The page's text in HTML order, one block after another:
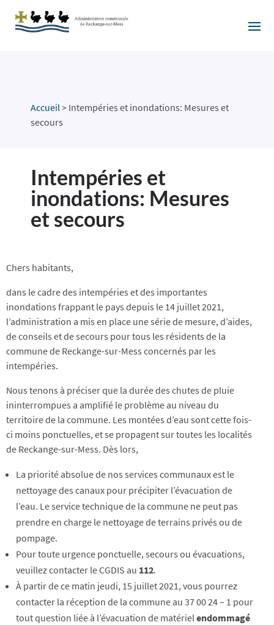
Accueil > Intempéries et inondations: Mesures et
secours
Intempéries et
inondations: Mesures
et secours
Chers habitants,
dans le cadre des intempéries et des importantes
inondations frappant le pays depuis le 14 juillet 2021,
l’administration a mis en place une série de mesure, d’aides,
de conseils et de secours pour tous les résidents de la
commune de Reckange-sur-Mess concernés par les
intempéries.
Nous tenons à préciser que la durée des chutes de pluie
ininterrompues a amplifié le problème au niveau du
territoire de la commune. Les montées d’eau sont cette fois-
ci moins ponctuelles, et se propagent sur toutes les localités
de Reckange-sur-Mess. Dès lors,
La priorité absolue de nos services communaux est le
nettoyage des canaux pour précipiter l’évacuation de
l’eau. Le service technique de la commune ne peut pas
prendre en charge le nettoyage de terrains privés ou de
pompage.
Pour toute urgence ponctuelle, secours ou évacuations,
veuillez contacter le CGDIS au 112.
À partir de ce matin jeudi, 15 juillet 2021, vous pourrez
contacter la réception de la commune au 37 00 24 – 1 pour
tout question liée à l’évacuation de matériel endommagé